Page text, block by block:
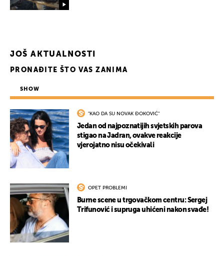
JOŠ AKTUALNOSTI
PRONAĐITE ŠTO VAS ZANIMA
SHOW
"KAO DA SU NOVAK ĐOKOVIĆ"
Jedan od najpoznatijih svjetskih parova
stigao na Jadran, ovakve reakcije
vjerojatno nisu očekivali
OPET PROBLEMI
Burne scene u trgovačkom centru: Sergej
Trifunović i supruga uhićeni nakon svađe!